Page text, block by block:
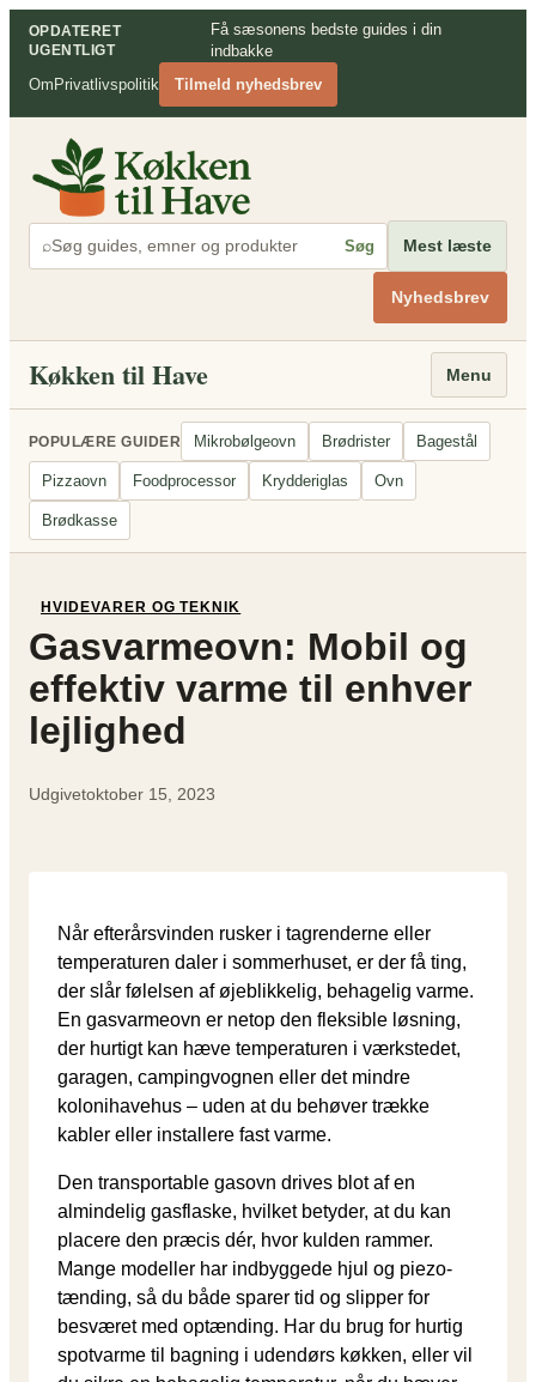
Spring
indhold
OPDATERET
UGENTLIGT
Få sæsonens bedste guides i din
indbakke
Om Privatlivspolitik Tilmeld nyhedsbrev
⌕ Søg Mest læste
Nyhedsbrev
Køkken til Have Menu
POPULÆRE GUIDER Mikrobølgeovn Brødrister Bagestål
Pizzaovn Foodprocessor Krydderiglas Ovn
Brødkasse
HVIDEVARER OG TEKNIK
Gasvarmeovn: Mobil og
effektiv varme til enhver
lejlighed
Udgivetoktober 15, 2023
Når efterårsvinden rusker i tagrenderne eller
temperaturen daler i sommerhuset, er der få ting,
der slår følelsen af øjeblikkelig, behagelig varme.
En gasvarmeovn er netop den fleksible løsning,
der hurtigt kan hæve temperaturen i værkstedet,
garagen, campingvognen eller det mindre
kolonihavehus – uden at du behøver trække
kabler eller installere fast varme.
Den transportable gasovn drives blot af en
almindelig gasflaske, hvilket betyder, at du kan
placere den præcis dér, hvor kulden rammer.
Mange modeller har indbyggede hjul og piezo-
tænding, så du både sparer tid og slipper for
besværet med optænding. Har du brug for hurtig
spotvarme til bagning i udendørs køkken, eller vil